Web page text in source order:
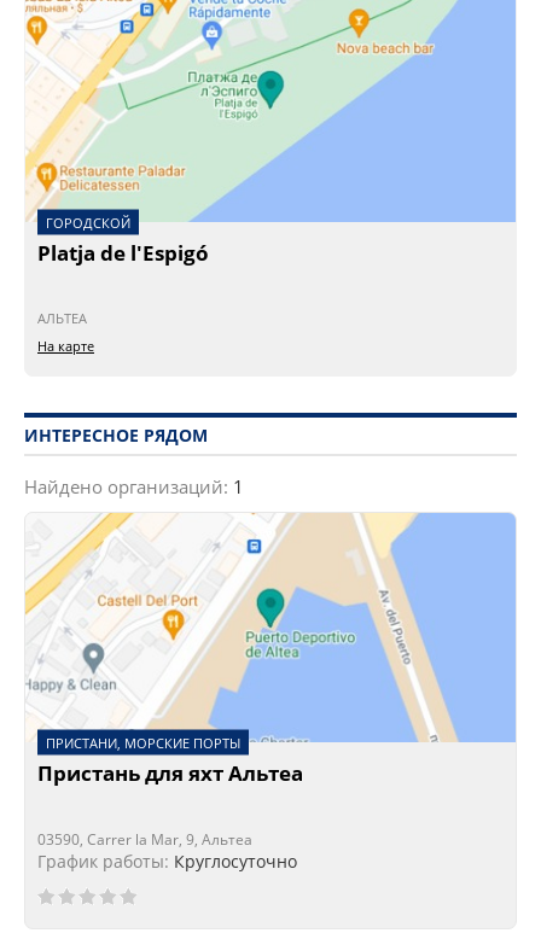
ГОРОДСКОЙ
Platja de l'Espigó
АЛЬТЕА
На карте
ИНТЕРЕСНОЕ РЯДОМ
Найдено организаций: 1
ПРИСТАНИ, МОРСКИЕ ПОРТЫ
Пристань для яхт Альтеа
03590, Carrer la Mar, 9, Альтеа
График работы: Круглосуточно